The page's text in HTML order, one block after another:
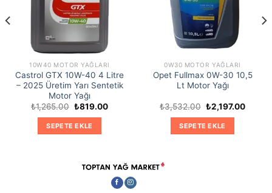
10W40 MOTOR YAĞLARI
Castrol GTX 10W-40 4 Litre
– 2025 Üretim Yarı Sentetik
Motor Yağı
₺1,265.00 Orijinal
₺1,265.00.
₺819.00Şu
SEPETE EKLE
0W30 MOTOR YAĞLARI
Opet Fullmax 0W-30 10,5
Lt Motor Yağı
₺3,532.00 Orijinal
fiyat:
₺3,532.00.
₺2,197.00Şu
SEPETE EKLE